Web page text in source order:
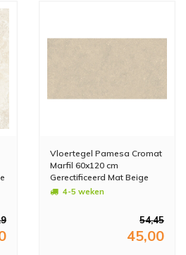
Vloertegel Pamesa Cromat
Marfil 60x120 cm
Gerectificeerd Mat Beige
(Prijs Per M2)
4-5 weken
54,45
45,00